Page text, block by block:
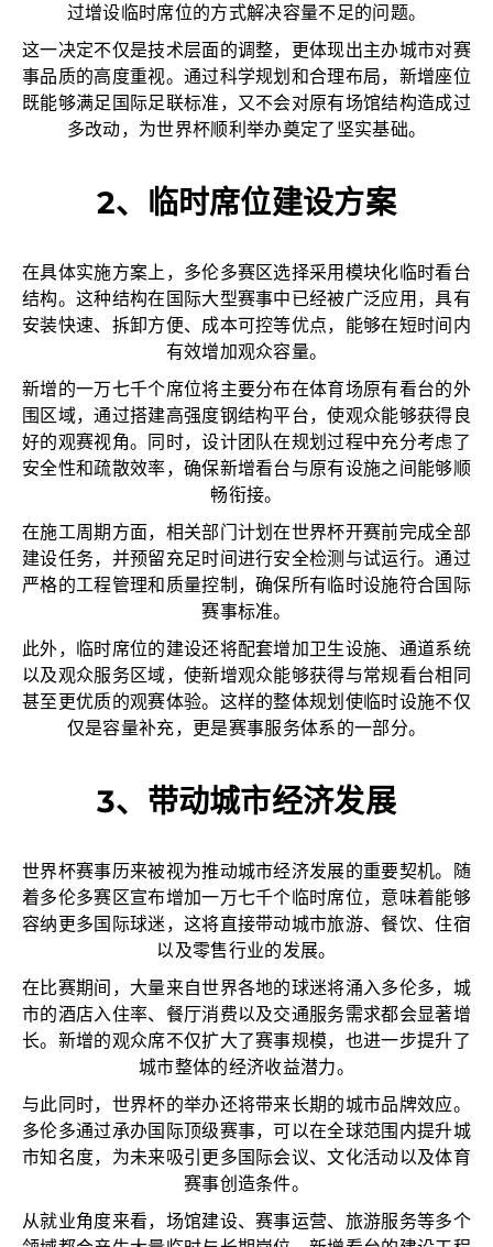
过增设临时席位的方式解决容量不足的问题。
这一决定不仅是技术层面的调整，更体现出主办城市对赛
事品质的高度重视。通过科学规划和合理布局，新增座位
既能够满足国际足联标准，又不会对原有场馆结构造成过
多改动，为世界杯顺利举办奠定了坚实基础。
2、临时席位建设方案
在具体实施方案上，多伦多赛区选择采用模块化临时看台
结构。这种结构在国际大型赛事中已经被广泛应用，具有
安装快速、拆卸方便、成本可控等优点，能够在短时间内
有效增加观众容量。
新增的一万七千个席位将主要分布在体育场原有看台的外
围区域，通过搭建高强度钢结构平台，使观众能够获得良
好的观赛视角。同时，设计团队在规划过程中充分考虑了
安全性和疏散效率，确保新增看台与原有设施之间能够顺
畅衔接。
在施工周期方面，相关部门计划在世界杯开赛前完成全部
建设任务，并预留充足时间进行安全检测与试运行。通过
严格的工程管理和质量控制，确保所有临时设施符合国际
赛事标准。
此外，临时席位的建设还将配套增加卫生设施、通道系统
以及观众服务区域，使新增观众能够获得与常规看台相同
甚至更优质的观赛体验。这样的整体规划使临时设施不仅
仅是容量补充，更是赛事服务体系的一部分。
3、带动城市经济发展
世界杯赛事历来被视为推动城市经济发展的重要契机。随
着多伦多赛区宣布增加一万七千个临时席位，意味着能够
容纳更多国际球迷，这将直接带动城市旅游、餐饮、住宿
以及零售行业的发展。
在比赛期间，大量来自世界各地的球迷将涌入多伦多，城
市的酒店入住率、餐厅消费以及交通服务需求都会显著增
长。新增的观众席不仅扩大了赛事规模，也进一步提升了
城市整体的经济收益潜力。
与此同时，世界杯的举办还将带来长期的城市品牌效应。
多伦多通过承办国际顶级赛事，可以在全球范围内提升城
市知名度，为未来吸引更多国际会议、文化活动以及体育
赛事创造条件。
从就业角度来看，场馆建设、赛事运营、旅游服务等多个